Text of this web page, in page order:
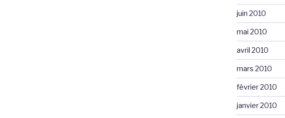
juin 2010
mai 2010
avril 2010
mars 2010
février 2010
janvier 2010